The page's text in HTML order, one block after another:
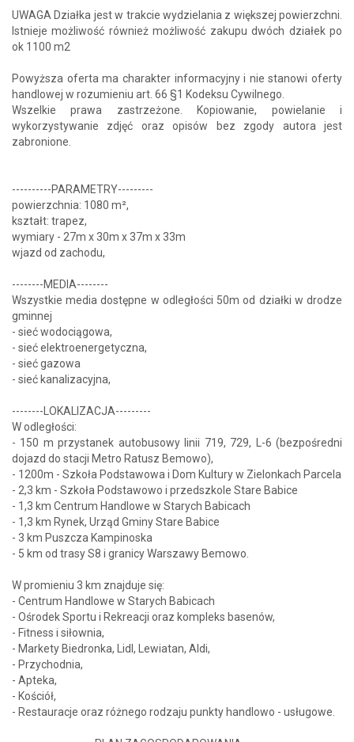
UWAGA Działka jest w trakcie wydzielania z większej powierzchni.
Istnieje możliwość również możliwość zakupu dwóch działek po
ok 1100 m2
Powyższa oferta ma charakter informacyjny i nie stanowi oferty
handlowej w rozumieniu art. 66 §1 Kodeksu Cywilnego.
Wszelkie prawa zastrzeżone. Kopiowanie, powielanie i
wykorzystywanie zdjęć oraz opisów bez zgody autora jest
zabronione.
----------PARAMETRY---------
powierzchnia: 1080 m²,
kształt: trapez,
wymiary - 27m x 30m x 37m x 33m
wjazd od zachodu,
--------MEDIA--------
Wszystkie media dostępne w odległości 50m od działki w drodze
gminnej
- sieć wodociągowa,
- sieć elektroenergetyczna,
- sieć gazowa
- sieć kanalizacyjna,
--------LOKALIZACJA---------
W odległości:
- 150 m przystanek autobusowy linii 719, 729, L-6 (bezpośredni
dojazd do stacji Metro Ratusz Bemowo),
- 1200m - Szkoła Podstawowa i Dom Kultury w Zielonkach Parcela
- 2,3 km - Szkoła Podstawowo i przedszkole Stare Babice
- 1,3 km Centrum Handlowe w Starych Babicach
- 1,3 km Rynek, Urząd Gminy Stare Babice
- 3 km Puszcza Kampinoska
- 5 km od trasy S8 i granicy Warszawy Bemowo.
W promieniu 3 km znajduje się:
- Centrum Handlowe w Starych Babicach
- Ośrodek Sportu i Rekreacji oraz kompleks basenów,
- Fitness i siłownia,
- Markety Biedronka, Lidl, Lewiatan, Aldi,
- Przychodnia,
- Apteka,
- Kościół,
- Restauracje oraz różnego rodzaju punkty handlowo - usługowe.